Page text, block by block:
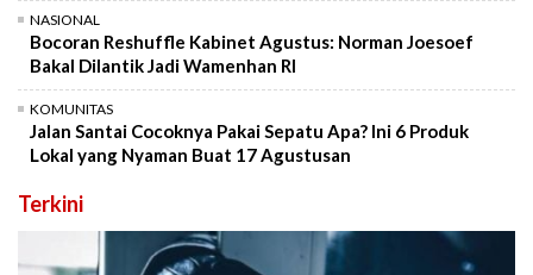
NASIONAL
Bocoran Reshuffle Kabinet Agustus: Norman Joesoef
Bakal Dilantik Jadi Wamenhan RI
KOMUNITAS
Jalan Santai Cocoknya Pakai Sepatu Apa? Ini 6 Produk
Lokal yang Nyaman Buat 17 Agustusan
Terkini